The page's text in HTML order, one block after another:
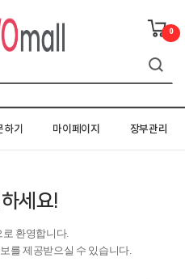
0
하기 마이페이지 장부관리
세요!
환영합니다.
를 제공받으실 수 있습니다.